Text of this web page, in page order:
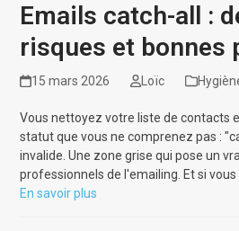
Emails catch-all :
risques et bonnes
15 mars 2026 Loïc
Vous nettoyez votre liste de contacts
statut que vous ne comprenez pas :
invalide. Une zone grise qui pose un
professionnels de l'emailing. Et si
En savoir plus